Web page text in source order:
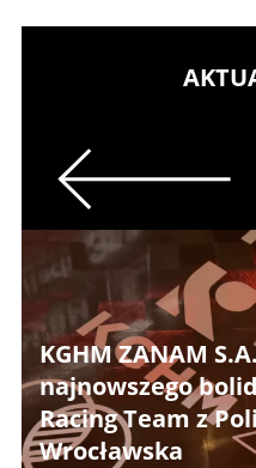
KGHM ZANAM
najnowszego
Racing Team z
Wrocławska
Previous